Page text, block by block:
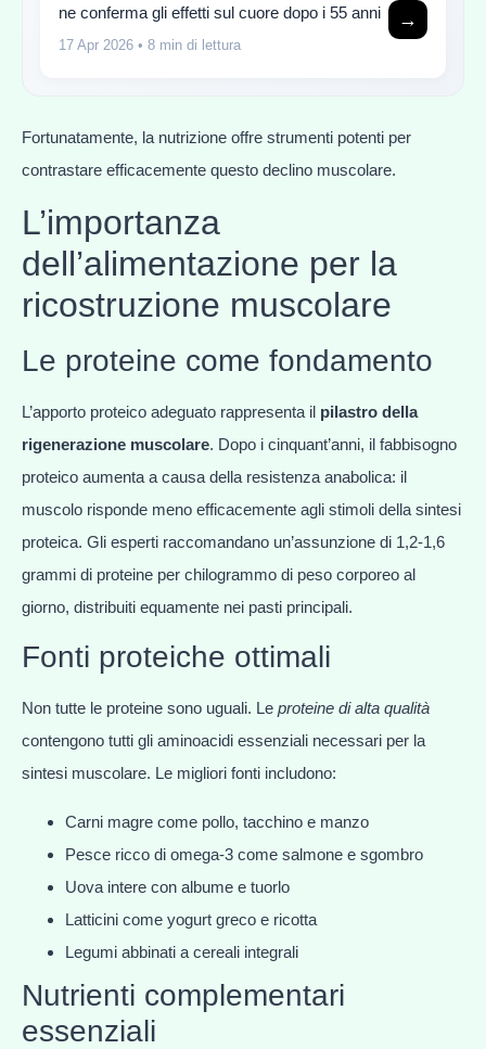
ne conferma gli effetti sul cuore dopo i 55 anni
17 Apr 2026 • 8 min di lettura
→
Fortunatamente, la nutrizione offre strumenti potenti per
contrastare efficacemente questo declino muscolare.
L’importanza
dell’alimentazione per la
ricostruzione muscolare
Le proteine come fondamento
L’apporto proteico adeguato rappresenta il pilastro della
rigenerazione muscolare. Dopo i cinquant’anni, il fabbisogno
proteico aumenta a causa della resistenza anabolica: il
muscolo risponde meno efficacemente agli stimoli della sintesi
proteica. Gli esperti raccomandano un’assunzione di 1,2-1,6
grammi di proteine per chilogrammo di peso corporeo al
giorno, distribuiti equamente nei pasti principali.
Fonti proteiche ottimali
Non tutte le proteine sono uguali. Le proteine di alta qualità
contengono tutti gli aminoacidi essenziali necessari per la
sintesi muscolare. Le migliori fonti includono:
Carni magre come pollo, tacchino e manzo
Pesce ricco di omega-3 come salmone e sgombro
Uova intere con albume e tuorlo
Latticini come yogurt greco e ricotta
Legumi abbinati a cereali integrali
Nutrienti complementari
essenziali